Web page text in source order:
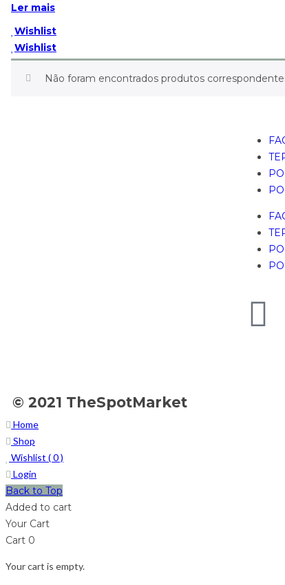
Ler mais
Wishlist
Wishlist
Não foram encontrados produtos
© 2021 TheSpotMarket
Home
Shop
Wishlist (0)
Login
Back to Top
Added to cart
Your Cart
Cart 0
Your cart is empty.